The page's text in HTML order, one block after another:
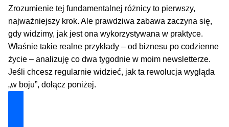
Zrozumienie tej fundamentalnej różnicy to pierwszy,
najważniejszy krok. Ale prawdziwa zabawa zaczyna się,
gdy widzimy, jak jest ona wykorzystywana w praktyce.
Właśnie takie realne przykłady – od biznesu po codzienne
życie – analizuję co dwa tygodnie w moim newsletterze.
Jeśli chcesz regularnie widzieć, jak ta rewolucja wygląda
„w boju”, dołącz poniżej.